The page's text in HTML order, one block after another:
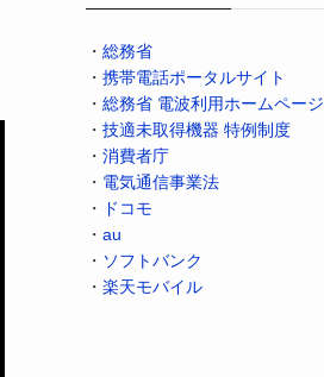
・ 総務省
・ 携帯電話ポータルサイト
・ 総務省 電波利用ホームページ
・ 技適未取得機器 特例制度
・ 消費者庁
・ 電気通信事業法
・
ドコモ
・ au
・ ソフトバンク
・ 楽天モバイル